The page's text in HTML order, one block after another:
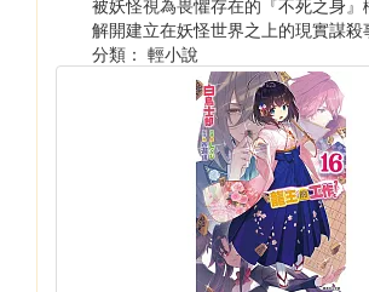
被妖怪視為畏懼存在的『不死之身』
解開建立在妖怪世界之上的現實謀殺
分類： 輕小說